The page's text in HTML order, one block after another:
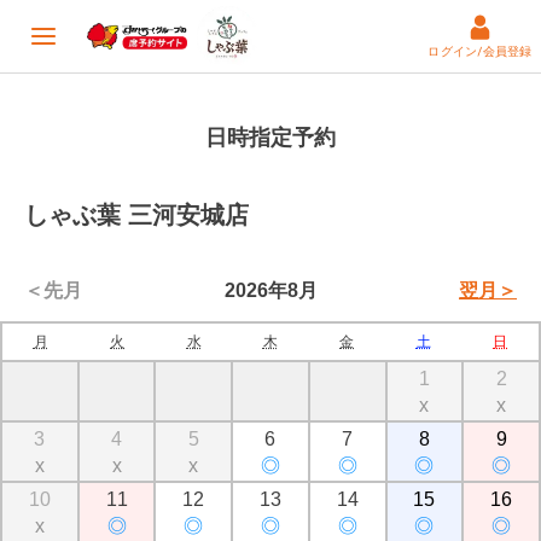
ログイン/会員登録
日時指定予約
しゃぶ葉 三河安城店
＜先月 2026年8月 翌月＞
月 火 水 木 金 土 日
1
x
2
x
3
x
4
x
5
x
6
◎
7
◎
8
◎
9
◎
10
x
11
◎
12
◎
13
◎
14
◎
15
◎
16
◎